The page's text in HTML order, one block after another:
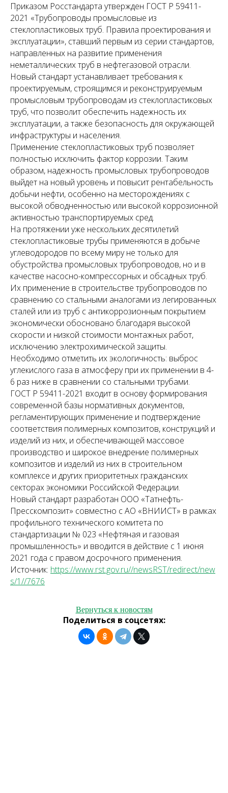
Приказом Росстандарта утвержден ГОСТ Р 59411-
2021 «Трубопроводы промысловые из
стеклопластиковых труб. Правила проектирования и
эксплуатации», ставший первым из серии стандартов,
направленных на развитие применения
неметаллических труб в нефтегазовой отрасли.
Новый стандарт устанавливает требования к
проектируемым, строящимся и реконструируемым
промысловым трубопроводам из стеклопластиковых
труб, что позволит обеспечить надежность их
эксплуатации, а также безопасность для окружающей
инфраструктуры и населения.
Применение стеклопластиковых труб позволяет
полностью исключить фактор коррозии. Таким
образом, надежность промысловых трубопроводов
выйдет на новый уровень и повысит рентабельность
добычи нефти, особенно на месторождениях с
высокой обводненностью или высокой коррозионной
активностью транспортируемых сред.
На протяжении уже нескольких десятилетий
стеклопластиковые трубы применяются в добыче
углеводородов по всему миру не только для
обустройства промысловых трубопроводов, но и в
качестве насосно-компрессорных и обсадных труб.
Их применение в строительстве трубопроводов по
сравнению со стальными аналогами из легированных
сталей или из труб с антикоррозионным покрытием
экономически обосновано благодаря высокой
скорости и низкой стоимости монтажных работ,
исключению электрохимической защиты.
Необходимо отметить их экологичность: выброс
углекислого газа в атмосферу при их применении в 4-
6 раз ниже в сравнении со стальными трубами.
ГОСТ Р 59411-2021 входит в основу формирования
современной базы нормативных документов,
регламентирующих применение и подтверждение
соответствия полимерных композитов, конструкций и
изделий из них, и обеспечивающей массовое
производство и широкое внедрение полимерных
композитов и изделий из них в строительном
комплексе и других приоритетных гражданских
секторах экономики Российской Федерации.
Новый стандарт разработан ООО «Татнефть-
Пресскомпозит» совместно с АО «ВНИИСТ» в рамках
профильного технического комитета по
стандартизации № 023 «Нефтяная и газовая
промышленность» и вводится в действие с 1 июня
2021 года с правом досрочного применения.
Источник: https://www.rst.gov.ru//newsRST/redirect/new
s/1//7676
Вернуться к новостям
Поделиться в соцсетях: